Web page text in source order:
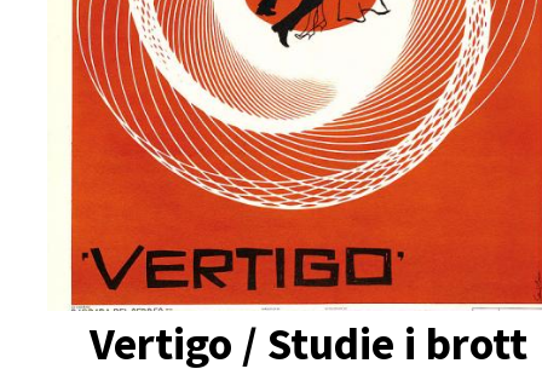
Vertigo / Studie i brott